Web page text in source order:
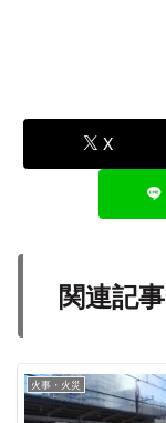
X
関連記事
火事・火災